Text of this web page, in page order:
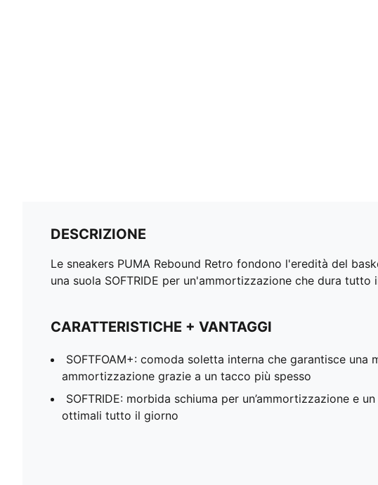
DESCRIZIONE
Le sneakers PUMA Rebound Retro fondono l'eredità del
una suola SOFTRIDE per un'ammortizzazione che dura
CARATTERISTICHE + VANTAGGI
SOFTFOAM+: comoda soletta interna che garantisce una
ammortizzazione grazie a un tacco più spesso
SOFTRIDE: morbida schiuma per un’ammortizzazione e
ottimali tutto il giorno